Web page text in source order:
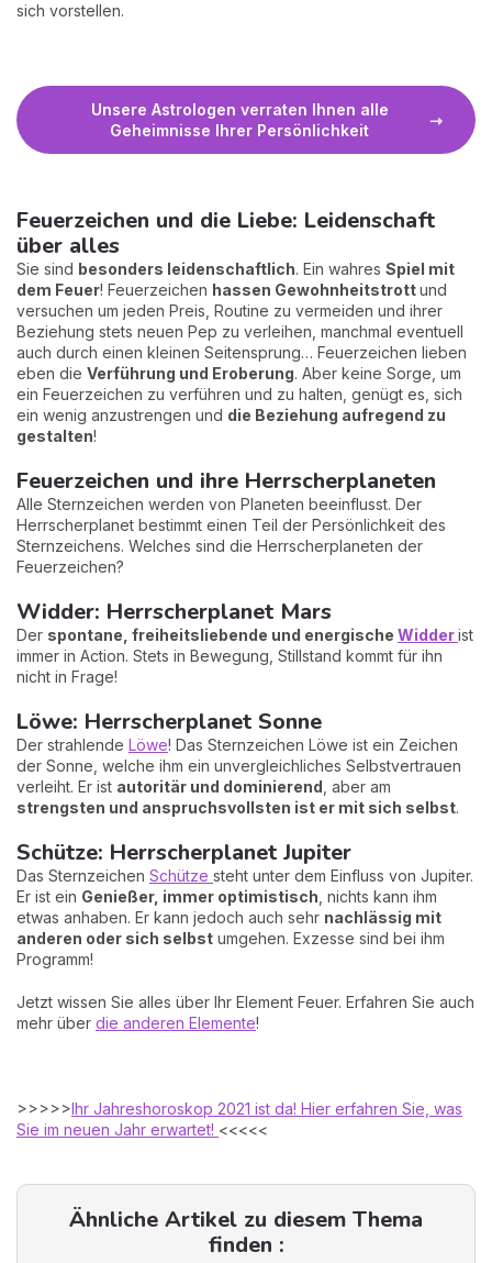
sich vorstellen.
Unsere Astrologen verraten Ihnen alle
Geheimnisse Ihrer Persönlichkeit
Feuerzeichen und die Liebe: Leidenschaft
über alles
Sie sind besonders leidenschaftlich. Ein wahres Spiel mit
dem Feuer! Feuerzeichen hassen Gewohnheitstrottund
versuchen um jeden Preis, Routine zu vermeiden und ihrer
Beziehung stets neuen Pep zu verleihen, manchmal eventuell
auch durch einen kleinen Seitensprung… Feuerzeichen lieben
eben die Verführung und Eroberung. Aber keine Sorge, um
ein Feuerzeichen zu verführen und zu halten, genügt es, sich
ein wenig anzustrengen und die Beziehung aufregend zu
gestalten!
Feuerzeichen und ihre Herrscherplaneten
Alle Sternzeichen werden von Planeten beeinflusst. Der
Herrscherplanet bestimmt einen Teil der Persönlichkeit des
Sternzeichens. Welches sind die Herrscherplaneten der
Feuerzeichen?
Widder: Herrscherplanet Mars
Der spontane, freiheitsliebende und energische Widderist
immer in Action. Stets in Bewegung, Stillstand kommt für ihn
nicht in Frage!
Löwe: Herrscherplanet Sonne
Der strahlende Löwe! Das Sternzeichen Löwe ist ein Zeichen
der Sonne, welche ihm ein unvergleichliches Selbstvertrauen
verleiht. Er ist autoritär und dominierend , aber am
strengsten und anspruchsvollsten ist er mit sich selbst.
Schütze: Herrscherplanet Jupiter
Das Sternzeichen Schütze steht unter dem Einfluss von Jupiter.
Er ist ein Genießer, immer optimistisch , nichts kann ihm
etwas anhaben. Er kann jedoch auch sehr nachlässig mit
anderen oder sich selbst umgehen. Exzesse sind bei ihm
Programm!
Jetzt wissen Sie alles über Ihr Element Feuer. Erfahren Sie auch
mehr über die anderen Elemente!
>>>>>Ihr Jahreshoroskop 2021 ist da! Hier erfahren Sie, was
Sie im neuen Jahr erwartet! <<<<<
Ähnliche Artikel zu diesem Thema
finden :